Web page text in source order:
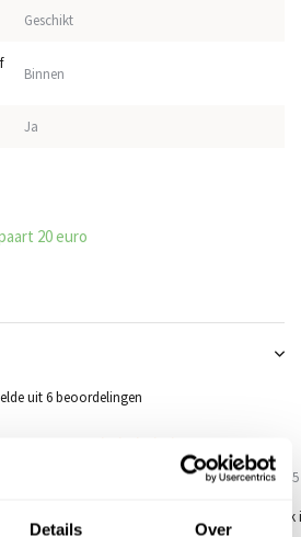
Details Over
20 euro
Geschikt
Binnen
Ja
uit 6 beoordelingen
Joke op 18 Juni 2025
Kleed is zoals verwacht. Niet te dik